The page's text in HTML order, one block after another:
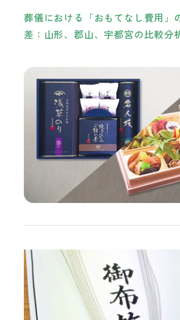
葬儀における「おもてなし費用」
差：山形、郡山、宇都宮の比較分